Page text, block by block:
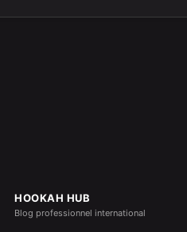
HOOKAH HUB
Blog professionnel international